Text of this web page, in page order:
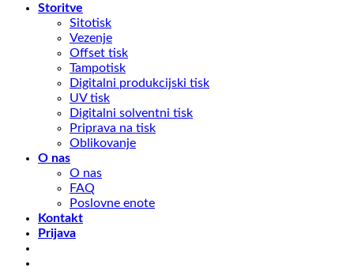
Storitve
Sitotisk
Vezenje
Offset tisk
Tampotisk
Digitalni produkcijski tisk
UV tisk
Digitalni solventni tisk
Priprava na tisk
Oblikovanje
O nas
O nas
FAQ
Poslovne enote
Kontakt
Prijava